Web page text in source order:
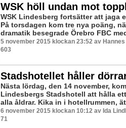
WSK höll undan mot
WSK Lindesberg fortsätter att jaga
På torsdagen kom tre nya poäng,
dramatik besegrade Örebro FBC
5 november 2015 klockan 23:52 av Hannes
603
Stadshotellet håller
Nästa lördag, den 14 november,
Lindesbergs Stadshotell att hålla
alla åldrar. Kika in i hotellrummen,
6 november 2015 klockan 10:12 av Ida
71